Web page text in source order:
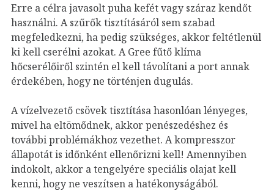
Erre a célra javasolt puha kefét vagy száraz kendőt
használni. A szűrők tisztításáról sem szabad
megfeledkezni, ha pedig szükséges, akkor feltétlenül
ki kell cserélni azokat. A Gree fűtő klíma
hőcserélőiről szintén el kell távolítani a port annak
érdekében, hogy ne történjen dugulás.
A vízelvezető csövek tisztítása hasonlóan lényeges,
mivel ha eltömődnek, akkor penészedéshez és
további problémákhoz vezethet. A kompresszor
állapotát is időnként ellenőrizni kell! Amennyiben
indokolt, akkor a tengelyére speciális olajat kell
kenni, hogy ne veszítsen a hatékonyságából.